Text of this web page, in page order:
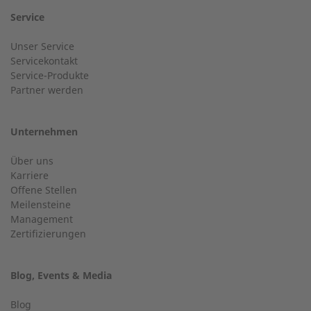
Nachname
Ort
E-Mail
Telefonnummer
24-h-Service bis 50 kW
Service Hotline für eine Installation bis 50 kW (g-box 20
und g-box 50).
+49 (0) 2568 9347-2707
Kundenservice
Haben Sie allgemeine Fragen?
+49 (0) 2568 9347-0
info@2-g.de
Service
Unser Service
Servicekontakt
Service-Produkte
Partner werden
Unternehmen
Über uns
Karriere
Offene Stellen
Meilensteine
Management
Zertifizierungen
Blog, Events & Media
Blog